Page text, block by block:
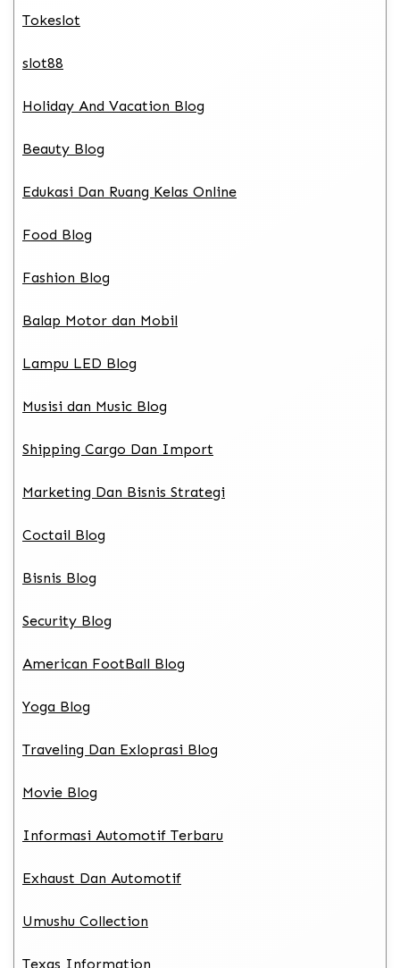
Tokeslot
slot88
Holiday And Vacation Blog
Beauty Blog
Edukasi Dan Ruang Kelas Online
Food Blog
Fashion Blog
Balap Motor dan Mobil
Lampu LED Blog
Musisi dan Music Blog
Shipping Cargo Dan Import
Marketing Dan Bisnis Strategi
Coctail Blog
Bisnis Blog
Security Blog
American FootBall Blog
Yoga Blog
Traveling Dan Exloprasi Blog
Movie Blog
Informasi Automotif Terbaru
Exhaust Dan Automotif
Umushu Collection
Texas Information